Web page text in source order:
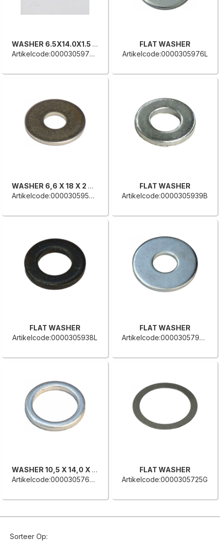
WASHER 6.5X14.0X1.5 UNI 6592
Artikelcode:0000305977B
FLAT WASHER
Artikelcode:0000305976L
WASHER 6,6 X 18 X 2 UNI 6593
Artikelcode:0000305954C
FLAT WASHER
Artikelcode:0000305939B
FLAT WASHER
Artikelcode:0000305938L
FLAT WASHER
Artikelcode:0000305798B
WASHER 10,5 X 14,0 X 1,5
Artikelcode:0000305768H
FLAT WASHER
Artikelcode:0000305725G
Sorteer Op: